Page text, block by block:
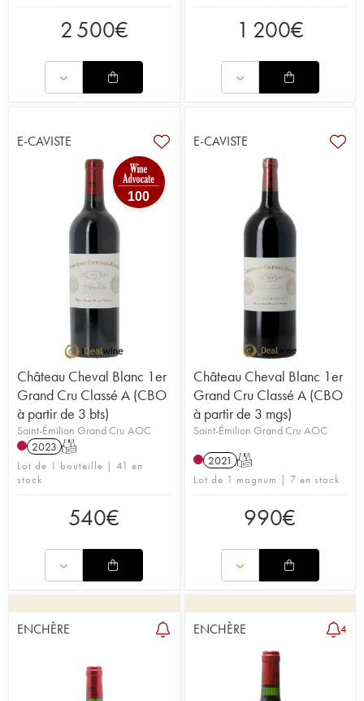
2 500€ 1 200€
E-CAVISTE
100
Château Cheval Blanc 1er
Grand Cru Classé A (CBO
à partir de 3 bts)
Saint-Émilion Grand Cru AOC
2023 T
Lot de 1 bouteille | 41 en
stock
540€
E-CAVISTE
Château Cheval Blanc 1er
Grand Cru Classé A (CBO
à partir de 3 mgs)
Saint-Émilion Grand Cru AOC
2021 T
Lot de 1 magnum | 7 en stock
990€
ENCHÈRE ENCHÈRE 4